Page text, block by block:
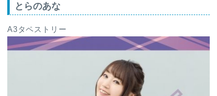
とらのあな
A3タペストリー